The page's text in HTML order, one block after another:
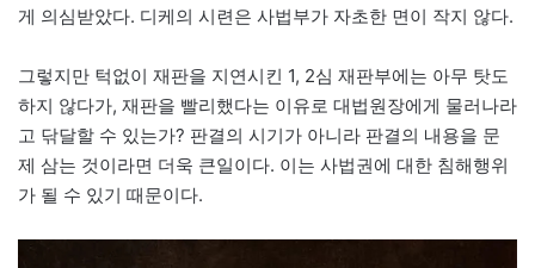
게 의심받았다. 디케의 시련은 사법부가 자초한 면이 작지 않다.
그렇지만 턱없이 재판을 지연시킨 1, 2심 재판부에는 아무 탓도
하지 않다가, 재판을 빨리했다는 이유로 대법원장에게 물러나라
고 닦달할 수 있는가? 판결의 시기가 아니라 판결의 내용을 문
제 삼는 것이라면 더욱 큰일이다. 이는 사법권에 대한 침해행위
가 될 수 있기 때문이다.